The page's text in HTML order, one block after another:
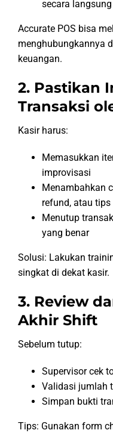
secara langsung
Accurate POS bisa
menghubungkannya
keuangan.
2. Pastikan
Transaksi
Kasir harus:
Memasukkan
improvisasi
Menambahkan
refund, atau tips
Menutup
yang benar
Solusi: Lakukan
singkat di dekat kasir.
3. Review
Akhir Shift
Sebelum tutup:
Supervisor cek
Validasi jumlah
Simpan bukti
Tips: Gunakan form